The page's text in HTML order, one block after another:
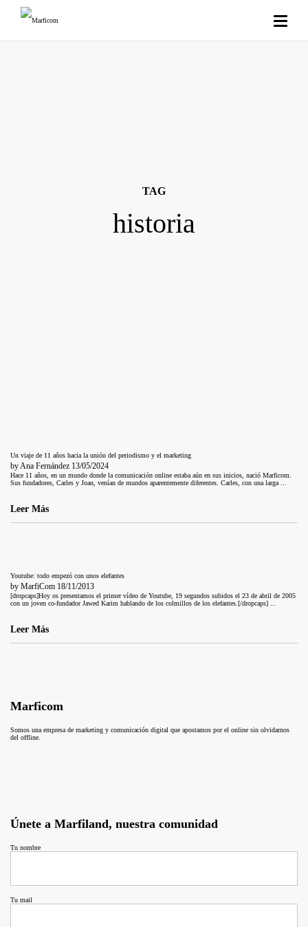
TAG
historia
Un viaje de 11 años hacia la unión del periodismo y el marketing
byAna Fernández 13/05/2024
Hace 11 años, en un mundo donde la comunicación online estaba aún en sus inicios, nació Marficom.
Sus fundadores, Carles y Joan, venían de mundos aparentemente diferentes. Carles, con una larga ...
Leer Más
Youtube: todo empezó con unos elefantes
by MarfiCom 18/11/2013
[dropcaps]Hoy os presentamos el primer vídeo de Youtube, 19 segundos subidos el 23 de abril de 2005
con un joven co-fundador Jawed Karim hablando de los colmillos de los elefantes.[/dropcaps] ...
Leer Más
Marficom
Somos una empresa de marketing y comunicación digital que apostamos por el online sin olvidarnos
del offline.
Únete a Marfiland, nuestra comunidad
Tu nombre
Tu mail